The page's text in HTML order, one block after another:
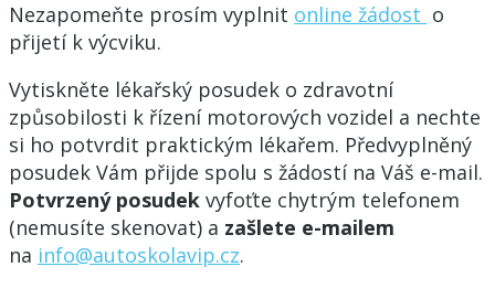
Nezapomeňte prosím vyplnit online žádost o
přijetí k výcviku.
Vytiskněte lékařský posudek o zdravotní
způsobilosti k řízení motorových vozidel a nechte
si ho potvrdit praktickým lékařem. Předvyplněný
posudek Vám přijde spolu s žádostí na Váš e-mail.
Potvrzený posudek vyfoťte chytrým telefonem
(nemusíte skenovat) a zašlete e-mailem
na info@autoskolavip.cz.